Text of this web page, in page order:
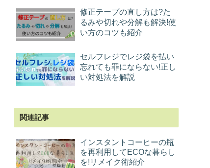
修正テープの直し方は?た
るみや切れや分解も解決!使
い方のコツも紹介
セルフレジでレジ袋を払い
忘れても罪にならない!正し
い対処法を解説
関連記事
インスタントコーヒーの瓶
を再利用してECOな暮らし
を!リメイク術紹介